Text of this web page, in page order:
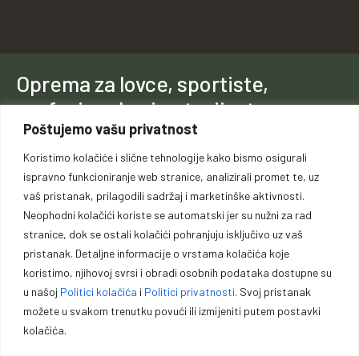
Poštujemo vašu privatnost
Koristimo kolačiće i slične tehnologije kako bismo osigurali
ispravno funkcioniranje web stranice, analizirali promet te, uz
vaš pristanak, prilagodili sadržaj i marketinške aktivnosti.
Neophodni kolačići koriste se automatski jer su nužni za rad
stranice, dok se ostali kolačići pohranjuju isključivo uz vaš
pristanak. Detaljne informacije o vrstama kolačića koje
koristimo, njihovoj svrsi i obradi osobnih podataka dostupne su
u našoj Politici kolačića i Politici privatnosti. Svoj pristanak
možete u svakom trenutku povući ili izmijeniti putem postavki
kolačića.
Oprema za lovce, sportiste,
profesionalce i entuzijaste.
Vrhunska opremu za lovce, sportiste, profesionalce i entuzijaste. U
našoj ponudi pronaći ćete pouzdano oružje, municiju i prateću
opremu za lov, sport outdoor aktivnosti.
Politika kolačića Politika privatnosti
Opći uvjeti poslovanja
Zaštita podataka